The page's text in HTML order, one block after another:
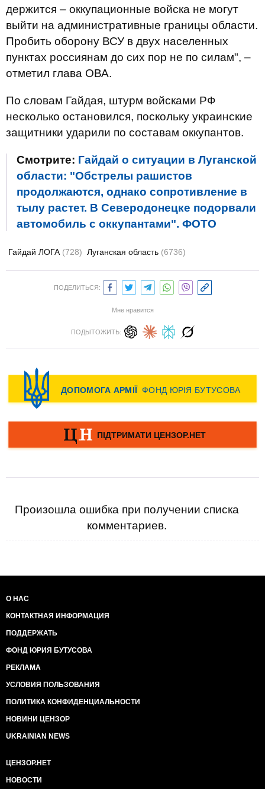
держится – оккупационные войска не могут
выйти на административные границы области.
Пробить оборону ВСУ в двух населенных
пунктах россиянам до сих пор не по силам", –
отметил глава ОВА.
По словам Гайдая, штурм войсками РФ
несколько остановился, поскольку украинские
защитники ударили по составам оккупантов.
Смотрите: Гайдай о ситуации в Луганской
области: "Обстрелы рашистов
продолжаются, однако сопротивление в
тылу растет. В Северодонецке подорвали
автомобиль с оккупантами". ФОТО
Гайдай ЛОГА (728) Луганская область (6736)
ПОДЕЛИТЬСЯ:
Мне нравится
ПОДЫТОЖИТЬ:
Произошла ошибка при получении списка
комментариев.
О НАС
КОНТАКТНАЯ ИНФОРМАЦИЯ
ПОДДЕРЖАТЬ
ФОНД ЮРИЯ БУТУСОВА
РЕКЛАМА
УСЛОВИЯ ПОЛЬЗОВАНИЯ
ПОЛИТИКА КОНФИДЕНЦИАЛЬНОСТИ
НОВИНИ ЦЕНЗОР
UKRAINIAN NEWS
ЦЕНЗОР.НЕТ
НОВОСТИ